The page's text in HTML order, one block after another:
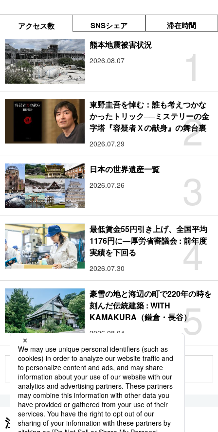
アクセス数 SNSシェア 滞在時間
1
熊本地震被害状況
2026.08.07
2
東野圭吾を悼む：誰も考えつかな
かったトリック──ミステリーの金
字塔『容疑者Ｘの献身』の舞台裏
2026.07.29
3
日本の世界遺産一覧
2026.07.26
4
最低賃金55円引き上げ、全国平均
1176円に―厚労省審議会 : 前年度
実績を下回る
2026.07.30
5
豪雪の地と海辺の町で220年の時を
刻んだ伝統建築 : WITH
KAMAKURA（鎌倉・長谷）
2026.08.04
もっと見る
注目のキーワード